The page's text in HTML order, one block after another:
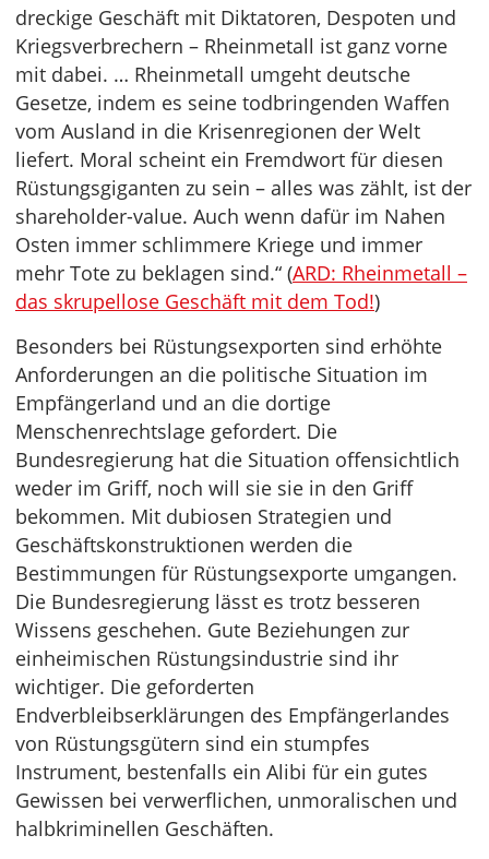
dreckige Geschäft mit Diktatoren, Despoten und
Kriegsverbrechern – Rheinmetall ist ganz vorne
mit dabei. … Rheinmetall umgeht deutsche
Gesetze, indem es seine todbringenden Waffen
vom Ausland in die Krisenregionen der Welt
liefert. Moral scheint ein Fremdwort für diesen
Rüstungsgiganten zu sein – alles was zählt, ist der
shareholder-value. Auch wenn dafür im Nahen
Osten immer schlimmere Kriege und immer
mehr Tote zu beklagen sind.“ (ARD: Rheinmetall –
das skrupellose Geschäft mit dem Tod!)
Besonders bei Rüstungsexporten sind erhöhte
Anforderungen an die politische Situation im
Empfängerland und an die dortige
Menschenrechtslage gefordert. Die
Bundesregierung hat die Situation offensichtlich
weder im Griff, noch will sie sie in den Griff
bekommen. Mit dubiosen Strategien und
Geschäftskonstruktionen werden die
Bestimmungen für Rüstungsexporte umgangen.
Die Bundesregierung lässt es trotz besseren
Wissens geschehen. Gute Beziehungen zur
einheimischen Rüstungsindustrie sind ihr
wichtiger. Die geforderten
Endverbleibserklärungen des Empfängerlandes
von Rüstungsgütern sind ein stumpfes
Instrument, bestenfalls ein Alibi für ein gutes
Gewissen bei verwerflichen, unmoralischen und
halbkriminellen Geschäften.